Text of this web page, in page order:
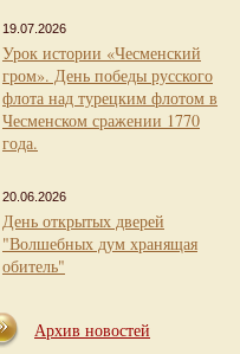
19.07.2026
Урок истории «Чесменский
гром». День победы русского
флота над турецким флотом в
Чесменском сражении 1770
года.
20.06.2026
День открытых дверей
"Волшебных дум хранящая
обитель"
Архив новостей